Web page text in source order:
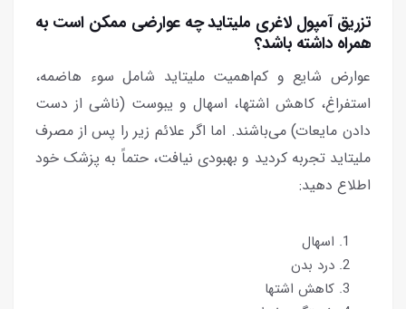
تزریق آمپول لاغری ملیتاید چه عوارضی ممکن است به
همراه داشته باشد؟
عوارض شایع و کم‌اهمیت ملیتاید شامل سوء هاضمه،
استفراغ، کاهش اشتها، اسهال و یبوست (ناشی از دست
دادن مایعات) می‌باشند. اما اگر علائم زیر را پس از مصرف
ملیتاید تجربه کردید و بهبودی نیافت، حتماً به پزشک خود
اطلاع دهید:
اسهال
درد بدن
کاهش اشتها